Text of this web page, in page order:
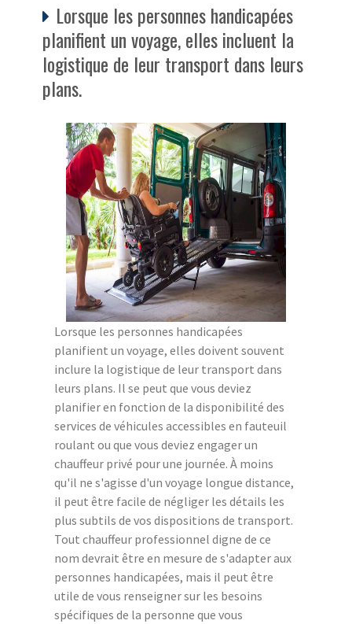
Lorsque les personnes handicapées
planifient un voyage, elles incluent la
logistique de leur transport dans leurs
plans.
Lorsque les personnes handicapées
planifient un voyage, elles doivent souvent
inclure la logistique de leur transport dans
leurs plans. Il se peut que vous deviez
planifier en fonction de la disponibilité des
services de véhicules accessibles en fauteuil
roulant ou que vous deviez engager un
chauffeur privé pour une journée. À moins
qu'il ne s'agisse d'un voyage longue distance,
il peut être facile de négliger les détails les
plus subtils de vos dispositions de transport.
Tout chauffeur professionnel digne de ce
nom devrait être en mesure de s'adapter aux
personnes handicapées, mais il peut être
utile de vous renseigner sur les besoins
spécifiques de la personne que vous